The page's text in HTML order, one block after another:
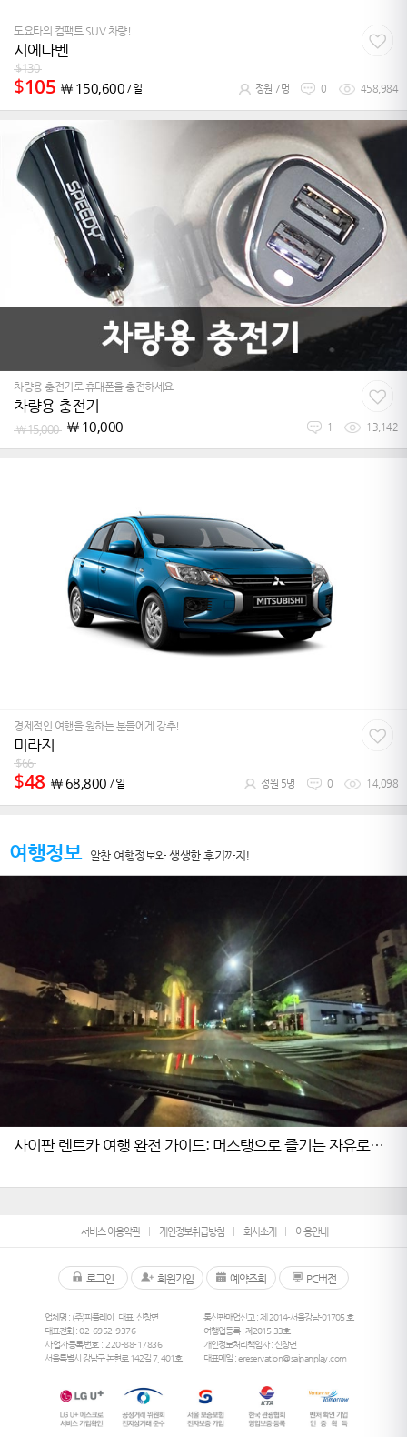
도요타의 컴팩트 SUV 차량!
시에나벤
$130
$105 ￦ 150,600 / 일 정원 7명 0 458,984
차량용 충전기로 휴대폰을 충전하세요
차량용 충전기
￦15,000 ￦ 10,000 1 13,142
경제적인 여행을 원하는 분들에게 강추!
미라지
$66
$48 ￦68,800 / 일 정원 5명 0 14,098
여행정보 알찬 여행정보와 생생한 후기까지!
사이판 렌트카 여행 완전 가이드: 머스탱으로 즐기는 자유로운
서비스 이용약관 개인정보취급방침 회사소개 이용안내
로그인 회원가입 예약조회 PC버전
업체명 : (주)피플레이
대표: 신창면
대표전화 :02-6952-9376
사업자등록번호 : 220-88-17836
서울특별시 강남구 논현로 142길 7, 401호
통신판매업신고 : 제 2014-서울강남-01705 호
여행업등록 : 제2015-33호
개인정보처리책임자 : 신창면
대표메일 :ereservation@saipanplay.com